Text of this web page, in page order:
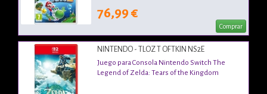
76,99 €
Comprar
NINTENDO - TLOZ T OFTKIN NS2E
Juego para Consola Nintendo Switch The
Legend of Zelda: Tears of the Kingdom